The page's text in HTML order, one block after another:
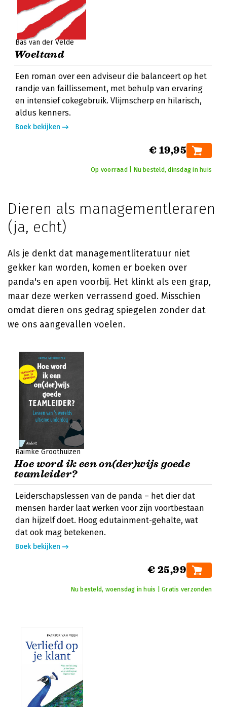
Bas van der Velde
Woeltand
Een roman over een adviseur die balanceert op het
randje van faillissement, met behulp van ervaring
en intensief cokegebruik. Vlijmscherp en hilarisch,
aldus kenners.
Boek bekijken
€ 19,95
Op voorraad | Nu besteld, dinsdag in huis
Dieren als managementleraren
(ja, echt)
Als je denkt dat managementliteratuur niet
gekker kan worden, komen er boeken over
panda's en apen voorbij. Het klinkt als een grap,
maar deze werken verrassend goed. Misschien
omdat dieren ons gedrag spiegelen zonder dat
we ons aangevallen voelen.
Raimke Groothuizen
Hoe word ik een on(der)wijs goede
teamleider?
Leiderschapslessen van de panda – het dier dat
mensen harder laat werken voor zijn voortbestaan
dan hijzelf doet. Hoog edutainment-gehalte, wat
dat ook mag betekenen.
Boek bekijken
€ 25,99
Nu besteld, woensdag in huis | Gratis verzonden